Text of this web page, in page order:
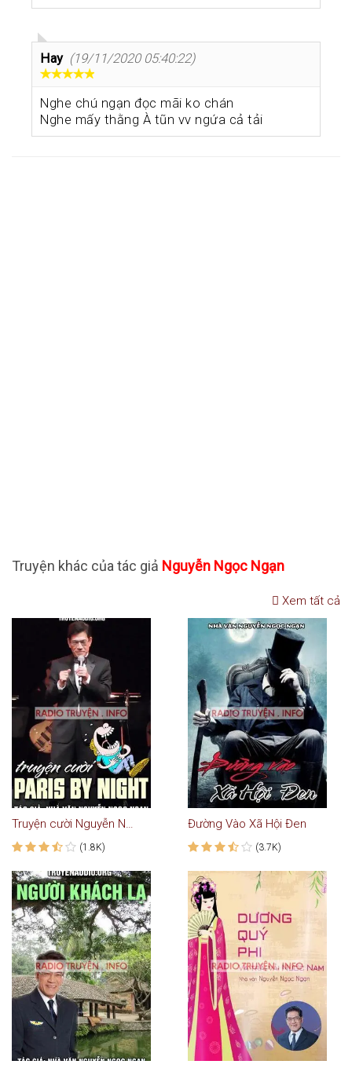
Hay (19/11/2020 05:40:22)
Nghe chú ngạn đọc mãi ko chán
Nghe mấy thằng À tũn vv ngứa cả tải
Truyện khác của tác giả Nguyễn Ngọc Ngạn
Xem tất cả
Truyện cười Nguyễn Ngọc Ngạn - Paris By Night
(1.8K)
Đường Vào Xã Hội Đen
(3.7K)